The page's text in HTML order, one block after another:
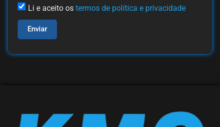
Li e aceito os termos de política e privacidade
Enviar